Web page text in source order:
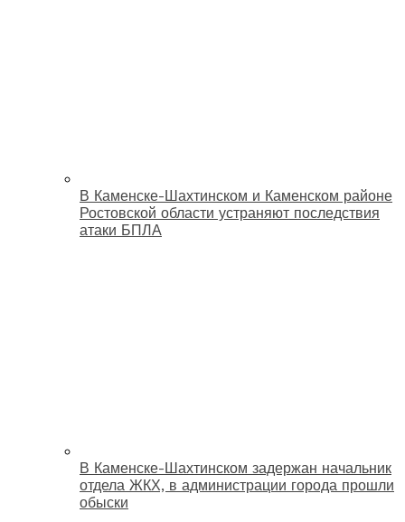
В Каменске-Шахтинском и Каменском районе
Ростовской области устраняют последствия
атаки БПЛА
В Каменске-Шахтинском задержан начальник
отдела ЖКХ, в администрации города прошли
обыски